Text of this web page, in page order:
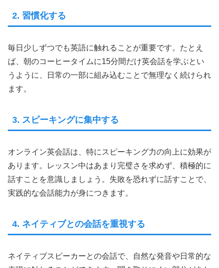
2. 習慣化する
毎日少しずつでも英語に触れることが重要です。たとえ
ば、朝のコーヒータイムに15分間だけ英会話を学ぶとい
うように、日常の一部に組み込むことで無理なく続けられ
ます。
3. スピーキングに集中する
オンライン英会話は、特にスピーキング力の向上に効果が
あります。レッスン中はあまり完璧さを求めず、積極的に
話すことを意識しましょう。失敗を恐れずに話すことで、
実践的な会話能力が身につきます。
4. ネイティブとの会話を重視する
ネイティブスピーカーとの会話で、自然な発音や日常的な